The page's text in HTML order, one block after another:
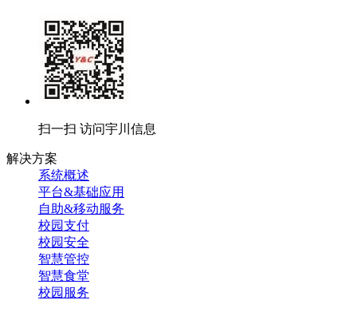
扫一扫 访问宇川信息
解决方案
系统概述
平台&基础应用
自助&移动服务
校园支付
校园安全
智慧管控
智慧食堂
校园服务